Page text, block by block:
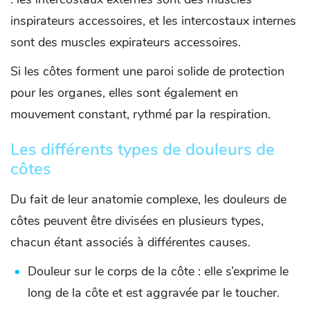
inspirateurs accessoires, et les intercostaux internes
sont des muscles expirateurs accessoires.
Si les côtes forment une paroi solide de protection
pour les organes, elles sont également en
mouvement constant, rythmé par la respiration.
Les différents types de douleurs de
côtes
Du fait de leur anatomie complexe, les douleurs de
côtes peuvent être divisées en plusieurs types,
chacun étant associés à différentes causes.
Douleur sur le corps de la côte : elle s’exprime le
long de la côte et est aggravée par le toucher.